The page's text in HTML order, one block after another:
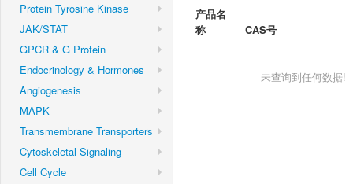
Protein Tyrosine Kinase
JAK/STAT
GPCR & G Protein
Endocrinology & Hormones
Angiogenesis
MAPK
Transmembrane Transporters
Cytoskeletal Signaling
Cell Cycle
产品名
称
CAS号
未查询到任何数据!